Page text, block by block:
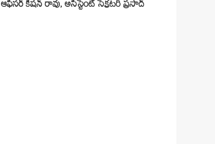
కిషన్ రావు, అసిస్టెంట్ సెక్రటరీ ప్రసాద్